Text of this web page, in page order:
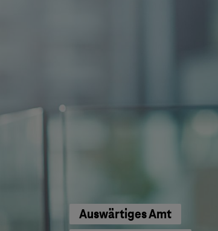
Auswärtiges Amt